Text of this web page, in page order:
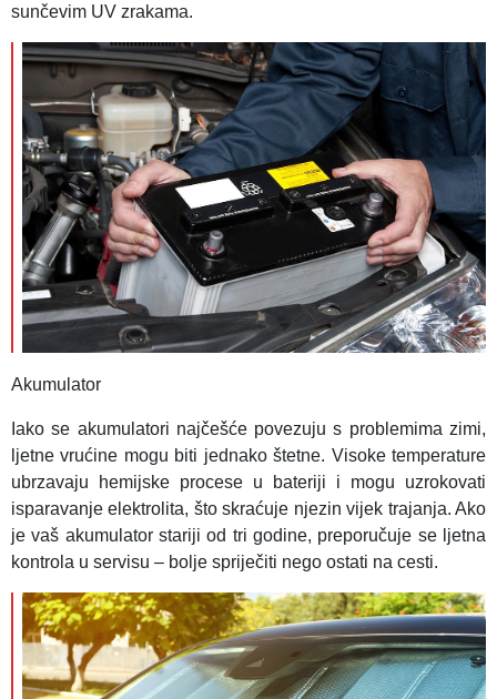
sunčevim UV zrakama.
Akumulator
Iako se akumulatori najčešće povezuju s problemima zimi,
ljetne vrućine mogu biti jednako štetne. Visoke temperature
ubrzavaju hemijske procese u bateriji i mogu uzrokovati
isparavanje elektrolita, što skraćuje njezin vijek trajanja. Ako
je vaš akumulator stariji od tri godine, preporučuje se ljetna
kontrola u servisu – bolje spriječiti nego ostati na cesti.